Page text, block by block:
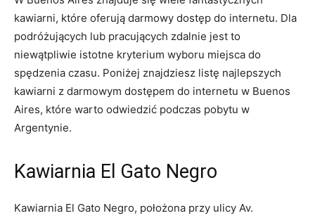
kawiarni, które oferują darmowy dostęp do internetu. Dla
podróżujących lub pracujących zdalnie jest to
niewątpliwie istotne kryterium wyboru miejsca do
spędzenia czasu. Poniżej znajdziesz listę najlepszych
kawiarni z darmowym dostępem do internetu w Buenos
Aires, które warto odwiedzić podczas pobytu w
Argentynie.
Kawiarnia El Gato Negro
Kawiarnia El Gato Negro, położona przy ulicy Av.